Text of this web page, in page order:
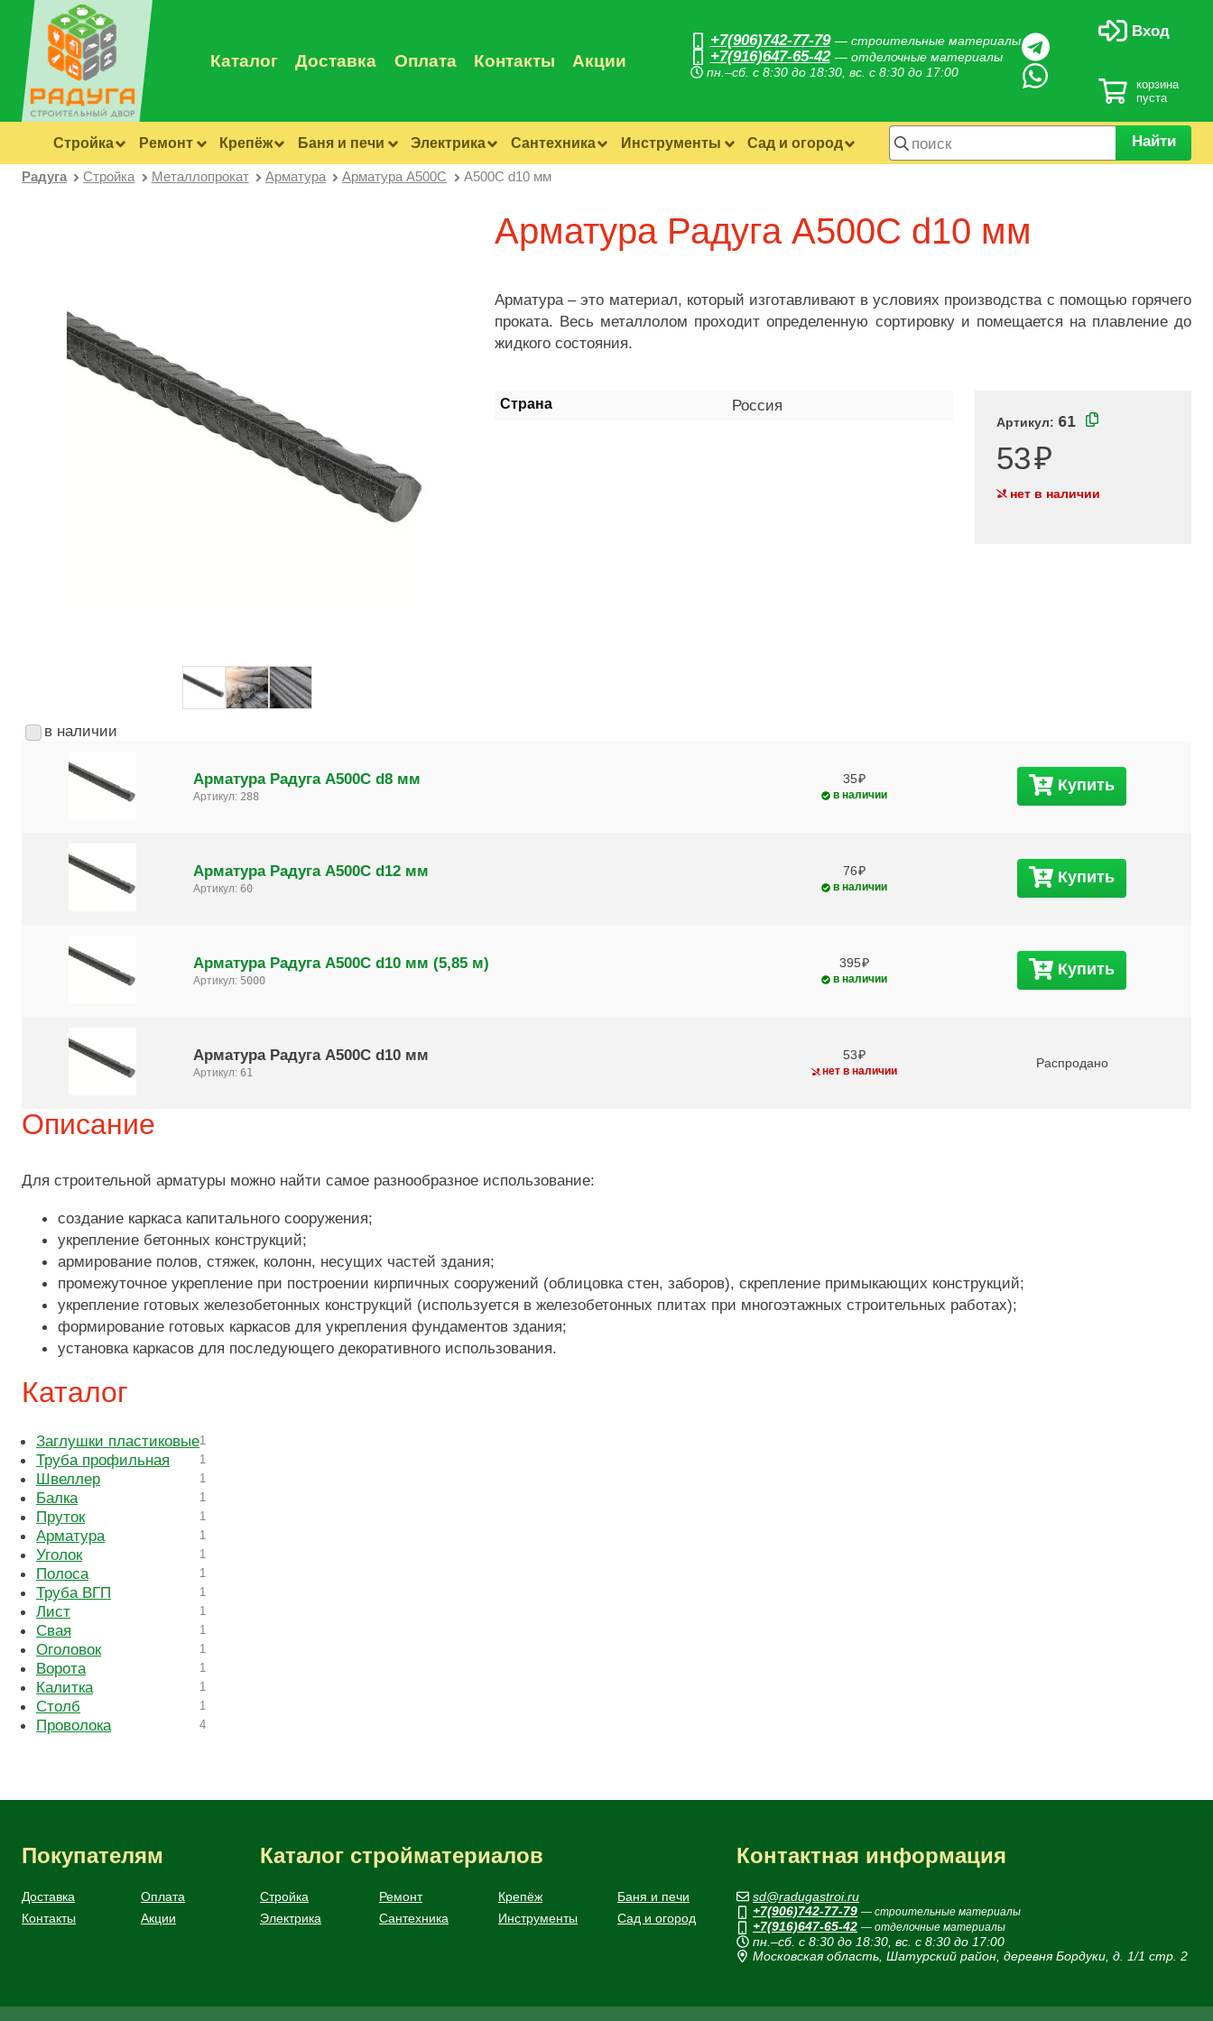
+7(906)742-77-79 — строительные материалы
+7(916)647-65-42 — отделочные материалы
пн.–сб. с 8:30 до 18:30, вс. с 8:30 до 17:00
Каталог Доставка Оплата Контакты Акции
Вход
корзина
пуста
Стройка Ремонт Крепёж Баня и печи Электрика Сантехника Инструменты Сад и огород Найти
Радуга Стройка Металлопрокат Арматура Арматура А500С А500С d10 мм
Арматура Радуга А500С d10 мм
Артикул: 61
53
нет в наличии
Страна Россия
Арматура – это материал, который изготавливают в условиях производства с помощью горячего
проката. Весь металлолом проходит определенную сортировку и помещается на плавление до
жидкого состояния.
в наличии
Арматура Радуга А500С d8 мм
Артикул: 288
35
в наличии
Купить
Арматура Радуга А500С d12 мм
Артикул: 60
76
в наличии
Купить
Арматура Радуга А500С d10 мм (5,85 м)
Артикул: 5000
395
в наличии
Купить
Арматура Радуга А500С d10 мм
Артикул: 61
53
нет в наличии
Распродано
Описание
Для строительной арматуры можно найти самое разнообразное использование:
создание каркаса капитального сооружения;
укрепление бетонных конструкций;
армирование полов, стяжек, колонн, несущих частей здания;
промежуточное укрепление при построении кирпичных сооружений (облицовка стен, заборов), скрепление примыкающих конструкций;
укрепление готовых железобетонных конструкций (используется в железобетонных плитах при многоэтажных строительных работах);
формирование готовых каркасов для укрепления фундаментов здания;
установка каркасов для последующего декоративного использования.
Каталог
Заглушки пластиковые1
Труба профильная 1
Швеллер 1
Балка 1
Пруток 1
Арматура 1
Уголок 1
Полоса 1
Труба ВГП 1
Лист 1
Свая 1
Оголовок 1
Ворота 1
Калитка 1
Столб 1
Проволока 4
Покупателям
Доставка
Оплата
Контакты
Акции
Каталог стройматериалов
Стройка Ремонт Крепёж
Баня и печи
Электрика
Сантехника Инструменты Сад и огород
Контактная информация
sd@radugastroi.ru
+7(906)742-77-79 — строительные материалы
+7(916)647-65-42 — отделочные материалы
пн.–сб. с 8:30 до 18:30, вс. с 8:30 до 17:00
Московская область, Шатурский район, деревня Бордуки, д. 1/1 стр. 2